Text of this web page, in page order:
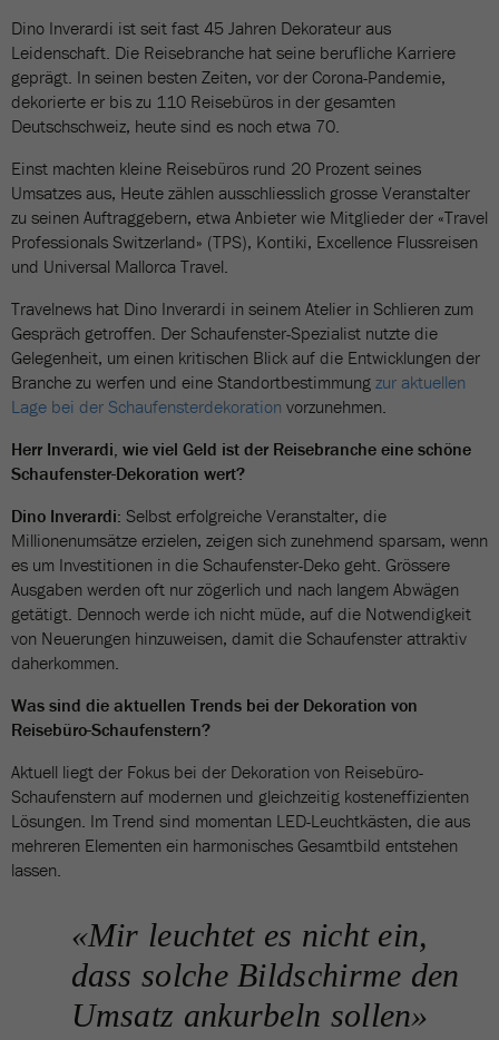
Dino Inverardi ist seit fast 45 Jahren Dekorateur aus
Leidenschaft. Die Reisebranche hat seine berufliche Karriere
geprägt. In seinen besten Zeiten, vor der Corona-Pandemie,
dekorierte er bis zu 110 Reisebüros in der gesamten
Deutschschweiz, heute sind es noch etwa 70.
Einst machten kleine Reisebüros rund 20 Prozent seines
Umsatzes aus, Heute zählen ausschliesslich grosse Veranstalter
zu seinen Auftraggebern, etwa Anbieter wie Mitglieder der «Travel
Professionals Switzerland» (TPS), Kontiki, Excellence Flussreisen
und Universal Mallorca Travel.
Travelnews hat Dino Inverardi in seinem Atelier in Schlieren zum
Gespräch getroffen. Der Schaufenster-Spezialist nutzte die
Gelegenheit, um einen kritischen Blick auf die Entwicklungen der
Branche zu werfen und eine Standortbestimmung zur aktuellen
Lage bei der Schaufensterdekoration vorzunehmen.
Herr Inverardi, wie viel Geld ist der Reisebranche eine schöne
Schaufenster-Dekoration wert?
Dino Inverardi: Selbst erfolgreiche Veranstalter, die
Millionenumsätze erzielen, zeigen sich zunehmend sparsam, wenn
es um Investitionen in die Schaufenster-Deko geht. Grössere
Ausgaben werden oft nur zögerlich und nach langem Abwägen
getätigt. Dennoch werde ich nicht müde, auf die Notwendigkeit
von Neuerungen hinzuweisen, damit die Schaufenster attraktiv
daherkommen.
Was sind die aktuellen Trends bei der Dekoration von
Reisebüro-Schaufenstern?
Aktuell liegt der Fokus bei der Dekoration von Reisebüro-
Schaufenstern auf modernen und gleichzeitig kosteneffizienten
Lösungen. Im Trend sind momentan LED-Leuchtkästen, die aus
mehreren Elementen ein harmonisches Gesamtbild entstehen
lassen.
«Mir leuchtet es nicht ein,
dass solche Bildschirme den
Umsatz ankurbeln sollen»